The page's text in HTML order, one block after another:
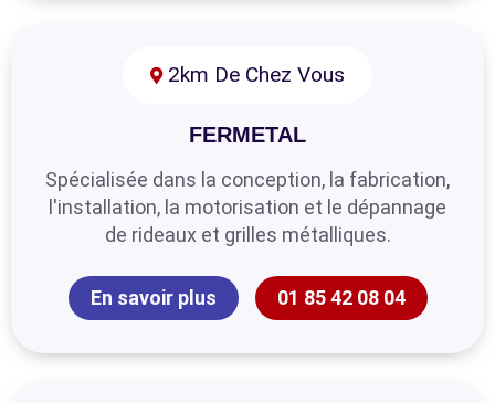
2km De Chez Vous
FERMETAL
Spécialisée dans la conception, la fabrication,
l'installation, la motorisation et le dépannage
de rideaux et grilles métalliques.
En savoir plus 01 85 42 08 04